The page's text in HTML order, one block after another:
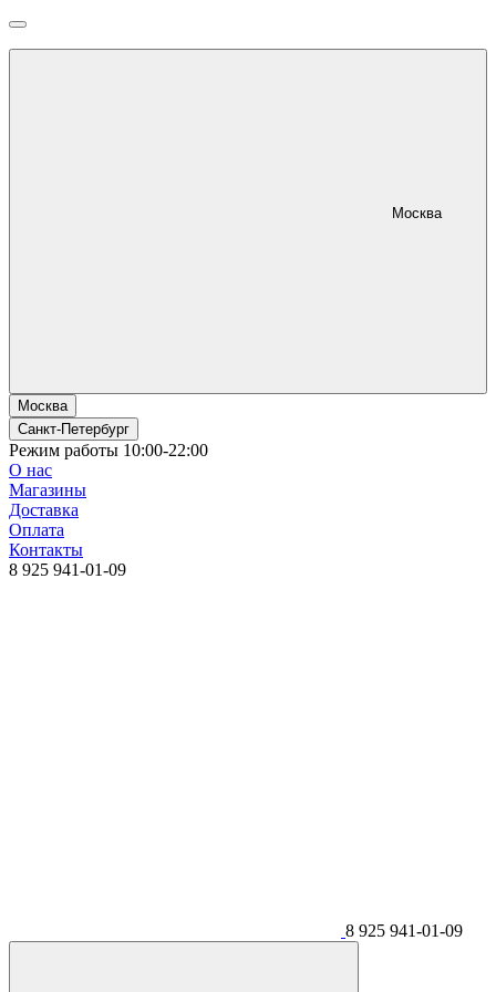
Москва
Москва
Санкт-Петербург
Режим работы 10:00-22:00
О нас
Магазины
Доставка
Оплата
Контакты
8 925 941-01-09
8 925 941-01-09